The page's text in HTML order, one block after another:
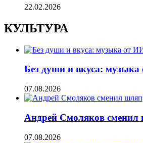
22.02.2026
КУЛЬТУРА
Без души и вкуса: музыка
07.08.2026
Андрей Смоляков сменил
07.08.2026